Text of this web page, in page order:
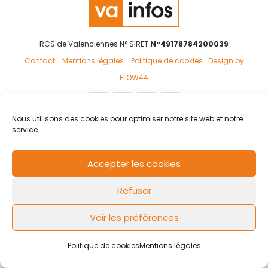
Nous utilisons des cookies pour optimiser notre site web et notre
service.
Accepter les cookies
Refuser
Voir les préférences
Politique de cookiesMentions légales
RCS de Valenciennes N° SIRET N°49178784200039
Contact
Mentions légales Politique de cookies Design by
FLOW44